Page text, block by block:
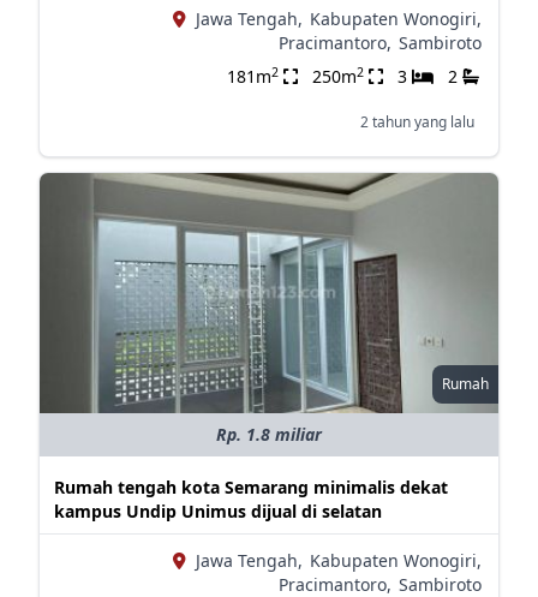
Jawa Tengah, Kabupaten Wonogiri,
Pracimantoro, Sambiroto
181m2 250m2 3 2
2 tahun yang lalu
Rumah
Rp. 1.8 miliar
Rumah tengah kota Semarang minimalis dekat
kampus Undip Unimus dijual di selatan
Jawa Tengah, Kabupaten Wonogiri,
Pracimantoro, Sambiroto